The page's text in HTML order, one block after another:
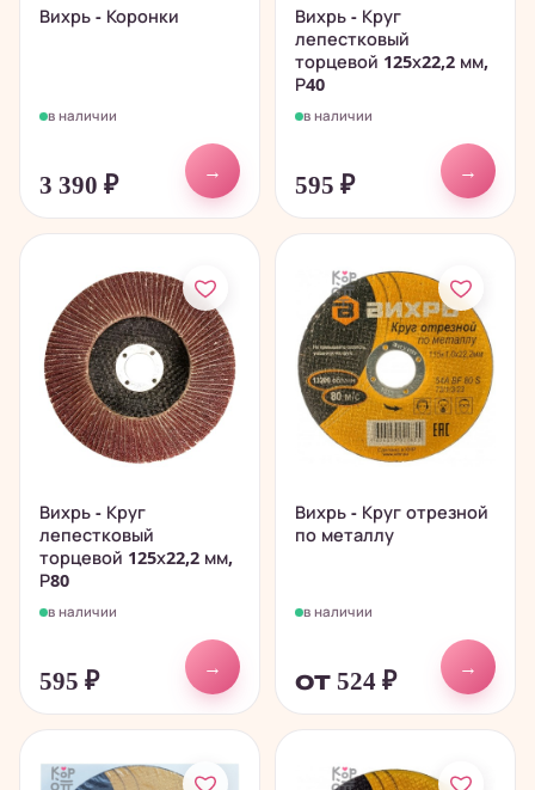
Вихрь - Коронки
в наличии
3 390 ₽
→
Вихрь - Круг
лепестковый
торцевой 125х22,2 мм,
Р40
в наличии
595 ₽
→
Вихрь - Круг
лепестковый
торцевой 125х22,2 мм,
Р80
в наличии
595 ₽
→
Вихрь - Круг отрезной
по металлу
в наличии
от 524 ₽
→